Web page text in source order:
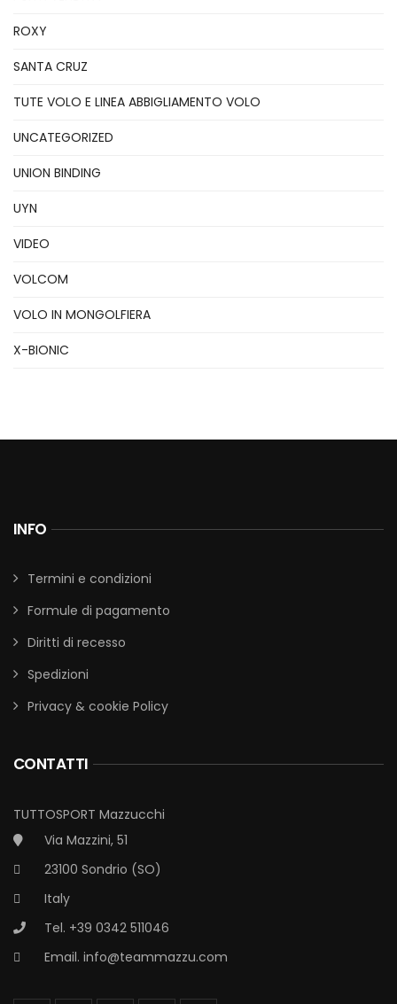
ROXY
SANTA CRUZ
TUTE VOLO E LINEA ABBIGLIAMENTO VOLO
UNCATEGORIZED
UNION BINDING
UYN
VIDEO
VOLCOM
VOLO IN MONGOLFIERA
X-BIONIC
INFO
Termini e condizioni
Formule di pagamento
Diritti di recesso
Spedizioni
Privacy & cookie Policy
CONTATTI
TUTTOSPORT Mazzucchi
Via Mazzini, 51
23100 Sondrio (SO)
Italy
Tel. +39 0342 511046
Email. info@teammazzu.com